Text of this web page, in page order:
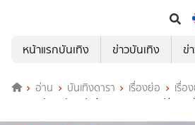
หน้าแรกบันเทิง
ข่าวบันเทิง ข่
อ่าน บันเทิงดารา เรื่องย่อ เรื่อ
ภารกิจ(ลับ)ฉบับแฟนด้อม ตอนจบ (ดูฟรีทุกเค